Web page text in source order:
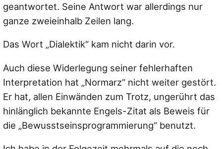
geantwortet. Seine Antwort war allerdings nur
ganze zweieinhalb Zeilen lang.
Das Wort „Dialektik“ kam nicht darin vor.
Auch diese Widerlegung seiner fehlerhaften
Interpretation hat „Normarz“ nicht weiter gestört.
Er hat, allen Einwänden zum Trotz, ungerührt das
hinlänglich bekannte Engels-Zitat als Beweis für
die „Bewusstseinsprogrammierung“ benutzt.